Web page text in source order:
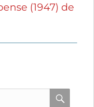
(1947) de